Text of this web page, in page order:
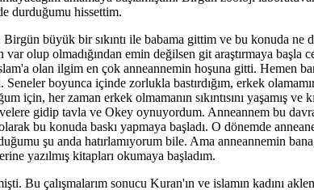
durduğumu hissettim.
büyük bir sıkıntı ile babama gittim ve bu konuda
olup olmadığından emin değilsen git araştırmaya
olan ilgim en çok anneannemin hoşuna gitti. Hemen
boyunca içinde zorlukla bastırdığım, erkek
için, her zaman erkek olmamanın sıkıntısını yaşamış
gidip tavla ve Okey oynuyordum. Anneannem bu
bu konuda baskı yapmaya başladı. O dönemde
şu anda hatırlamıyorum bile. Ama anneannemin
yazılmış kitapları okumaya başladım.
Bu çalışmalarım sonucu Kuran'ın ve islamın kadını